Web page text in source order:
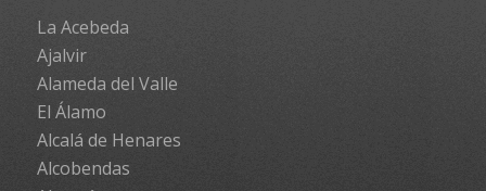
La Acebeda
Ajalvir
Alameda del Valle
El Álamo
Alcalá de Henares
Alcobendas